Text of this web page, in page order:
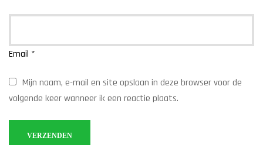
Email *
Mijn naam, e-mail en site opslaan in deze browser voor de
volgende keer wanneer ik een reactie plaats.